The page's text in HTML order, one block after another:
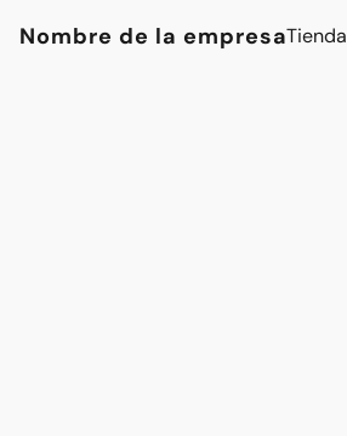
Nombre de la empresaTienda